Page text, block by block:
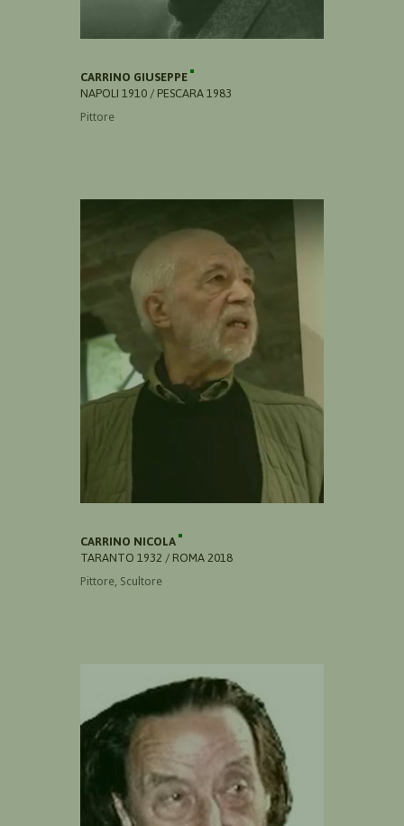
CARRINO GIUSEPPE
NAPOLI 1910 / PESCARA 1983
Pittore
CARRINO NICOLA
TARANTO 1932 / ROMA 2018
Pittore, Scultore